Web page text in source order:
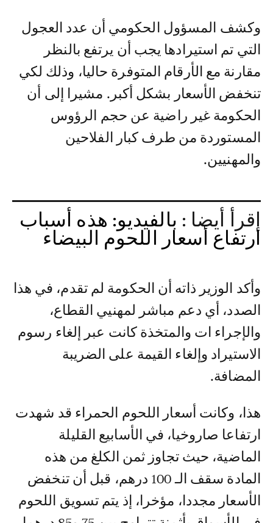
وكشف المسؤول الحكومي أن عدد العجول
التي تم استيرادها يجب أن يرتفع بالنظر
مقارنة مع الأرقام المتوفرة حاليا، وذلك لكي
تنخفض الأسعار بشكل أكبر. مشيرا إلى أن
الحكومة غير راضية عن حجم الرؤوس
المستوردة من طرف كبار الفلاحين
والمهنيين.
إقرأ أيضا : بالفيديو: هذه أسباب
ارتفاع أسعار اللحوم البيضاء
وأكد الوزير ذاته أن الحكومة لم تقدم، في هذا
الصدد، أي دعم مباشر لمهنيي القطاع،
والإجراء ات والمتخذة كانت عبر إلغاء رسوم
الاستيراد وإلغاء القيمة على الضريبة
المضافة.
هذا، وكانت أسعار اللحوم الحمراء قد شهدت
ارتفاعا صاروخيا، في الأسابيع القليلة
الماضية، حيث تجاوز ثمن الكلغ من هذه
المادة سقف الـ 100 درهم، قبل أن تنخفض
الأسعار مجددا، مؤخرا، إذ يتم تسويق اللحوم